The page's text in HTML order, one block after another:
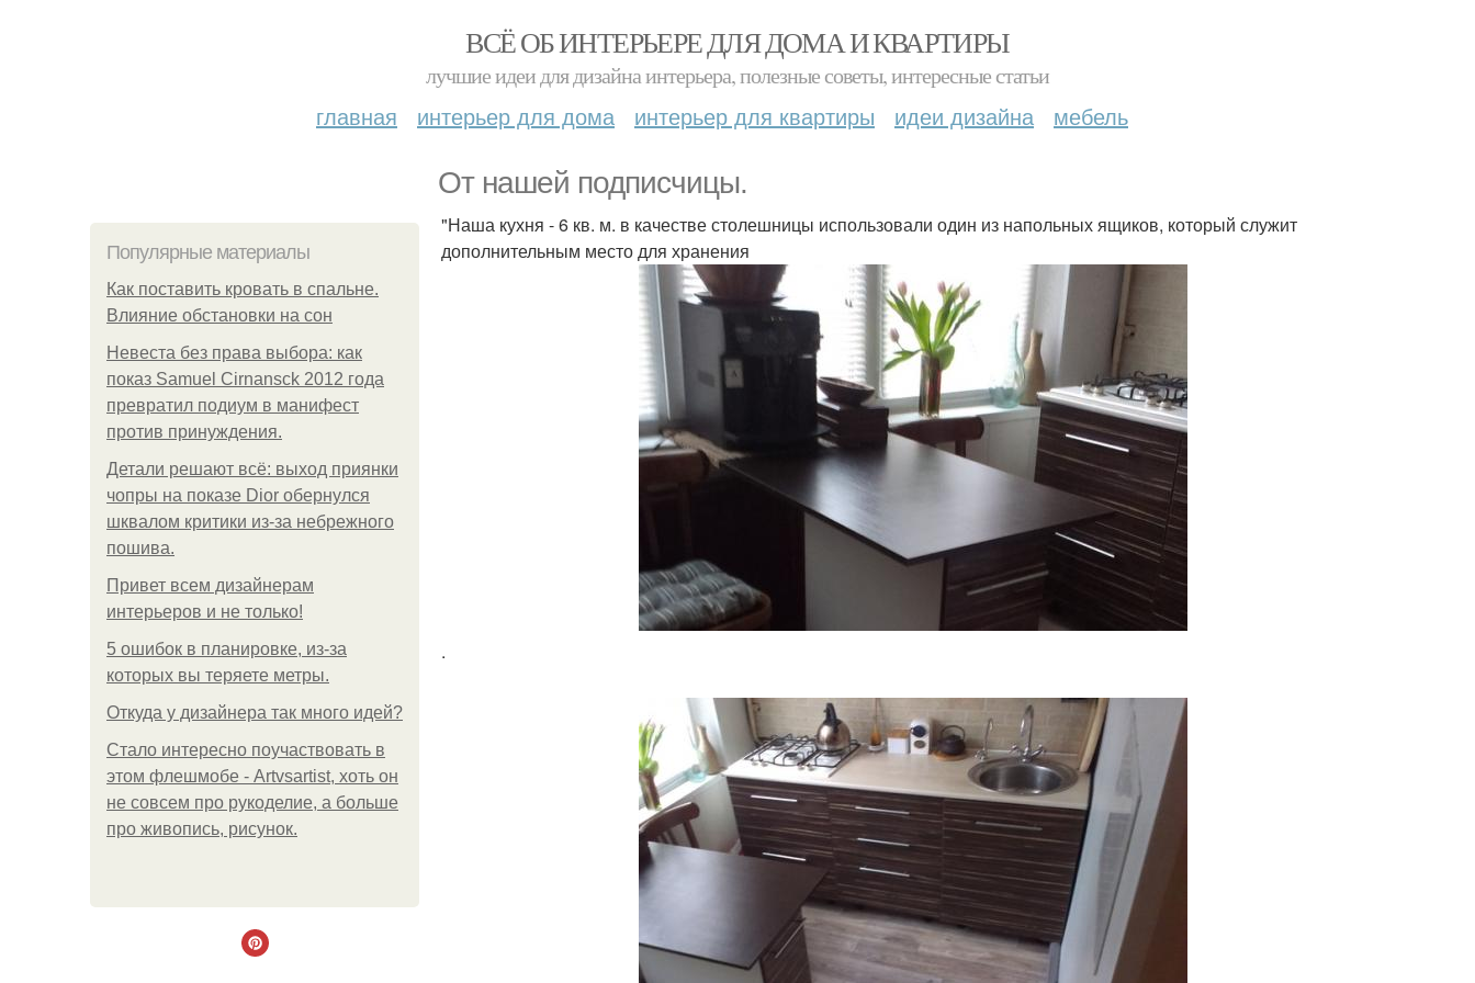
ВСЁ ОБ ИНТЕРЬЕРЕ ДЛЯ ДОМА И КВАРТИРЫ
лучшие идеи для дизайна интерьера, полезные советы, интересные статьи
главная интерьер для дома интерьер для квартиры идеи дизайна мебель
От нашей подписчицы.
Популярные материалы
Как поставить кровать в спальне.
Влияние обстановки на сон
Невеста без права выбора: как
показ Samuel Cirnansck 2012 года
превратил подиум в манифест
против принуждения.
Детали решают всё: выход приянки
чопры на показе Dior обернулся
шквалом критики из-за небрежного
пошива.
Привет всем дизайнерам
интерьеров и не только!
5 ошибок в планировке, из-за
которых вы теряете метры.
Откуда у дизайнера так много идей?
Стало интересно поучаствовать в
этом флешмобе - Artvsartist, хоть он
не совсем про рукоделие, а больше
про живопись, рисунок.
"Наша кухня - 6 кв. м. в качестве столешницы использовали один из напольных ящиков, который служит
дополнительным место для хранения
.